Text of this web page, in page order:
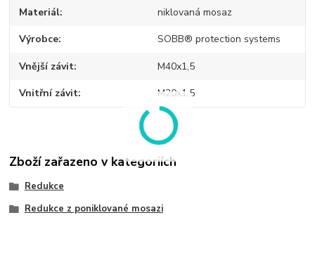
Materiál niklovaná mosaz
Výrobce SOBB® protection systems
Vnější závit M40x1,5
Vnitřní závit M20x1,5
Zboží zařazeno v kategoriích
Redukce
Redukce z poniklované mosazi